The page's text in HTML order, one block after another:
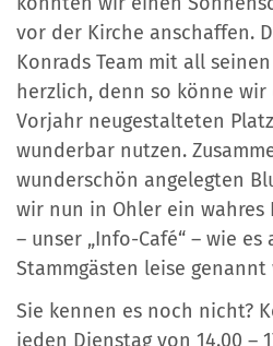
vor der Kirche anschaffen.
Konrads Team mit all
herzlich, denn so könne
Vorjahr neugestalteten
wunderbar nutzen.
wunderschön angelegten
wir nun in Ohler ein wahres
– unser „Info-Café“ – wie
Stammgästen leise genannt
Sie kennen es noch nicht?
jeden Dienstag von 14.00 –